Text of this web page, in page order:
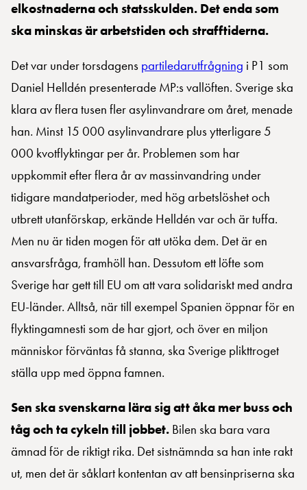
elkostnaderna och statsskulden. Det enda som
ska minskas är arbetstiden och strafftiderna.
Det var under torsdagens partiledarutfrågning i P1 som
Daniel Helldén presenterade MP:s vallöften. Sverige ska
klara av flera tusen fler asylinvandrare om året, menade
han. Minst 15 000 asylinvandrare plus ytterligare 5
000 kvotflyktingar per år. Problemen som har
uppkommit efter flera år av massinvandring under
tidigare mandatperioder, med hög arbetslöshet och
utbrett utanförskap, erkände Helldén var och är tuffa.
Men nu är tiden mogen för att utöka dem. Det är en
ansvarsfråga, framhöll han. Dessutom ett löfte som
Sverige har gett till EU om att vara solidariskt med andra
EU-länder. Alltså, när till exempel Spanien öppnar för en
flyktingamnesti som de har gjort, och över en miljon
människor förväntas få stanna, ska Sverige plikttroget
ställa upp med öppna famnen.
Sen ska svenskarna lära sig att åka mer buss och
tåg och ta cykeln till jobbet. Bilen ska bara vara
ämnad för de riktigt rika. Det sistnämnda sa han inte rakt
ut, men det är såklart kontentan av att bensinpriserna ska